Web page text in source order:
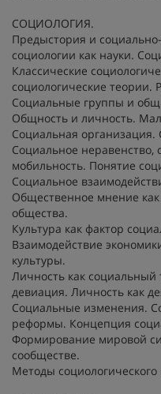
СОЦИОЛОГИЯ.
Предыстория и
социологии как науки.
Классические
социологические теории.
Социальные группы и
Общность и личность.
Социальная
Социальное неравенство,
мобильность. Понятие
Социальное
Общественное мнение как
общества.
Культура как фактор
Взаимодействие
культуры.
Личность как
девиация. Личность как
Социальные изменения.
реформы. Концепция
Формирование мировой
сообществе.
Методы социологического